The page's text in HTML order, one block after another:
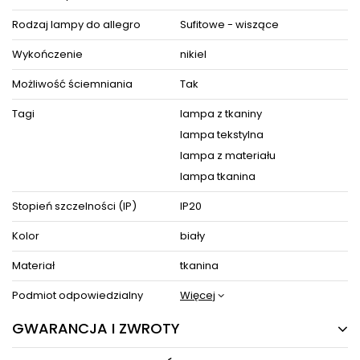
do złożenia sprzętu.
ZOBACZ PODOBNE PRODUKTY W KATEGORIACH
Rodzaj lampy do allegro
Sufitowe - wiszące
Wykończenie
nikiel
Możliwość ściemniania
Tak
Tagi
lampa z tkaniny
lampa tekstylna
lampa z materiału
lampa tkanina
Stopień szczelności (IP)
IP20
Kolor
biały
Materiał
tkanina
Podmiot odpowiedzialny
Więcej
GWARANCJA I ZWROTY